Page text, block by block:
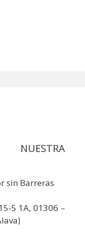
NUESTRA
sin Barreras
5 1A, 01306 –